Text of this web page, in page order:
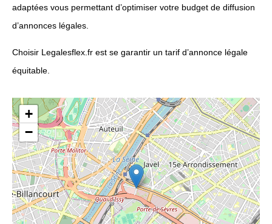
adaptées vous permettant d’optimiser votre budget de diffusion
d’annonces légales.
Choisir Legalesflex.fr est se garantir un tarif d’annonce légale
équitable.
+
−